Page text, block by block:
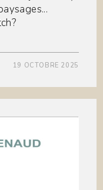
19 OCTOBRE 2025